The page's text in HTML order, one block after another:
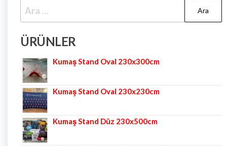
ÜRÜNLER
Kumaş Stand Oval 230x300cm
Kumaş Stand Oval 230x230cm
Kumaş Stand Düz 230x500cm